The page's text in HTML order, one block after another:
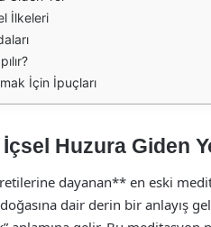
İlkeleri
İçin İpuçları
Huzura Giden
dayanan** en eski
dair derin bir anlayış